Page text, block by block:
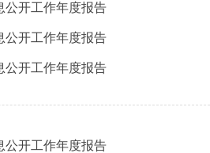
公开工作年度报告
公开工作年度报告
公开工作年度报告
公开工作年度报告